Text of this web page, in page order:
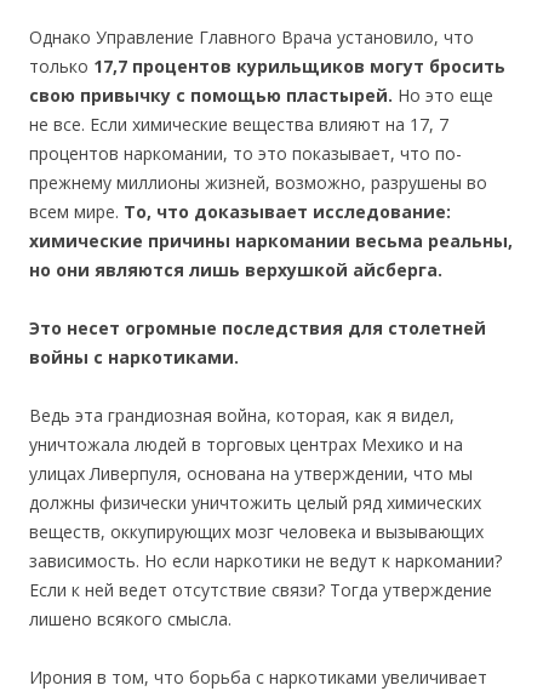
Однако Управление Главного Врача установило, что
только 17,7 процентов курильщиков могут бросить
свою привычку с помощью пластырей. Но это еще
не все. Если химические вещества влияют на 17, 7
процентов наркомании, то это показывает, что по-
прежнему миллионы жизней, возможно, разрушены во
всем мире. То, что доказывает исследование:
химические причины наркомании весьма реальны,
но они являются лишь верхушкой айсберга.
Это несет огромные последствия для столетней
войны с наркотиками.
Ведь эта грандиозная война, которая, как я видел,
уничтожала людей в торговых центрах Мехико и на
улицах Ливерпуля, основана на утверждении, что мы
должны физически уничтожить целый ряд химических
веществ, оккупирующих мозг человека и вызывающих
зависимость. Но если наркотики не ведут к наркомании?
Если к ней ведет отсутствие связи? Тогда утверждение
лишено всякого смысла.
Ирония в том, что борьба с наркотиками увеличивает